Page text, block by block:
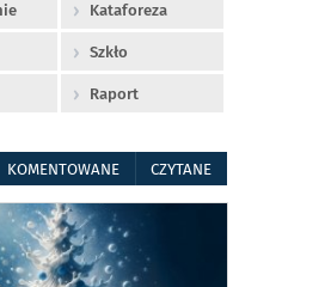
Kataforeza
Szkło
Raport
KOMENTOWANE CZYTANE